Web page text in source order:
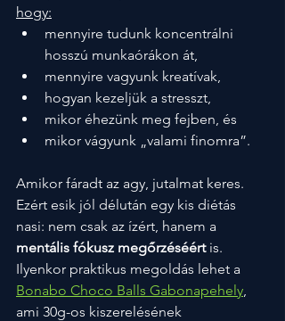
hogy:
mennyire tudunk koncentrálni
hosszú munkaórákon át,
mennyire vagyunk kreatívak,
hogyan kezeljük a stresszt,
mikor éhezünk meg fejben, és
mikor vágyunk „valami finomra”.
Amikor fáradt az agy, jutalmat keres.
Ezért esik jól délután egy kis diétás
nasi: nem csak az ízért, hanem a
mentális fókusz megőrzéséért is.
Ilyenkor praktikus megoldás lehet a
Bonabo Choco Balls Gabonapehely,
ami 30g-os kiszerelésének